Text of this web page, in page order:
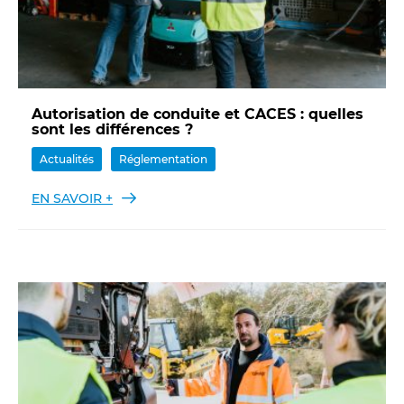
Autorisation de conduite et CACES : quelles
sont les différences ?
Actualités Réglementation
EN SAVOIR +